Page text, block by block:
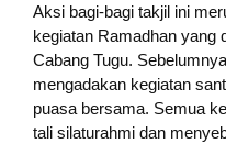
Aksi bagi-bagi takjil ini
kegiatan Ramadhan yang
Cabang Tugu.
mengadakan kegiatan
puasa bersama. Semua
tali silaturahmi dan